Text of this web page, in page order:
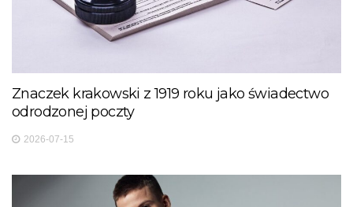
Znaczek krakowski z 1919 roku jako świadectwo
odrodzonej poczty
2026-07-15